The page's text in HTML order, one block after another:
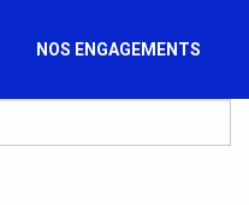
NOS ENGAGEMENTS